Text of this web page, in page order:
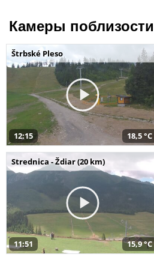
Камеры поблизости
Štrbské Pleso
12:15 18,5 °C
Strednica - Ždiar (20 km)
11:51 15,9 °C